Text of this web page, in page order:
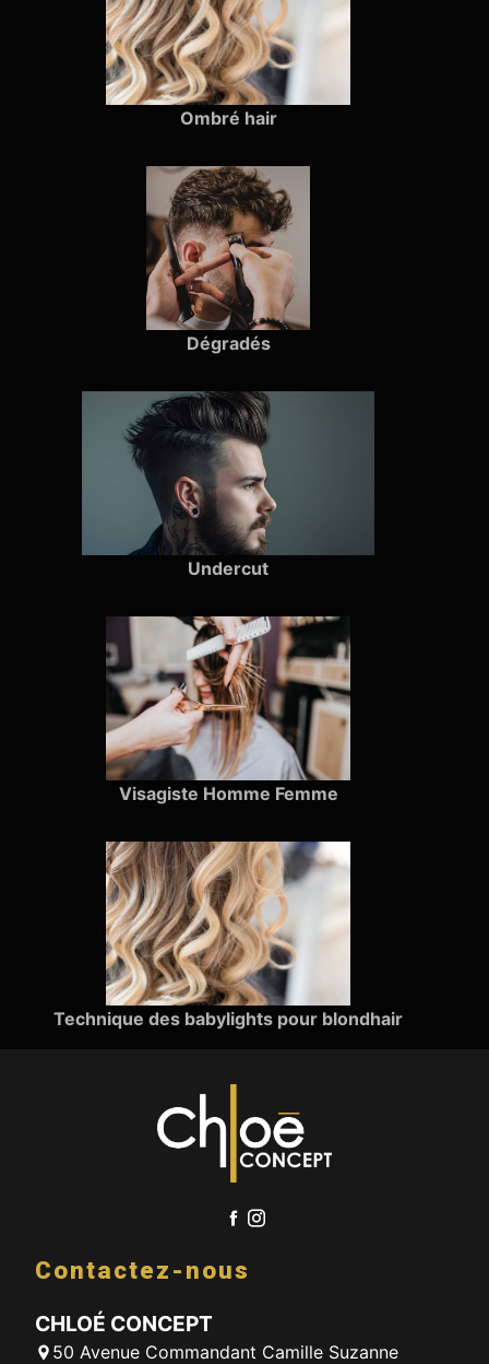
Ombré hair
Dégradés
Undercut
Visagiste Homme Femme
Technique des babylights pour blondhair
Contactez-nous
CHLOÉ CONCEPT
50 Avenue Commandant Camille Suzanne